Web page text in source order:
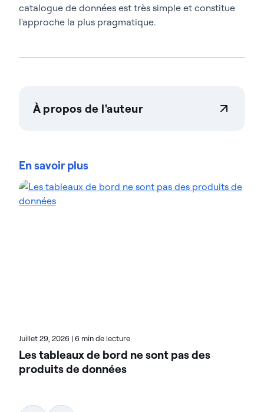
catalogue de données est très simple et constitue
l'approche la plus pragmatique.
À propos de l'auteur
que soit leur ampleur. Les organisations font
d'intelligence des données d'Actian pour
rationaliser leurs environnements de données
En savoir plus
Juillet 29, 2026 | 6 min de lecture
Les tableaux de bord ne sont pas des
produits de données